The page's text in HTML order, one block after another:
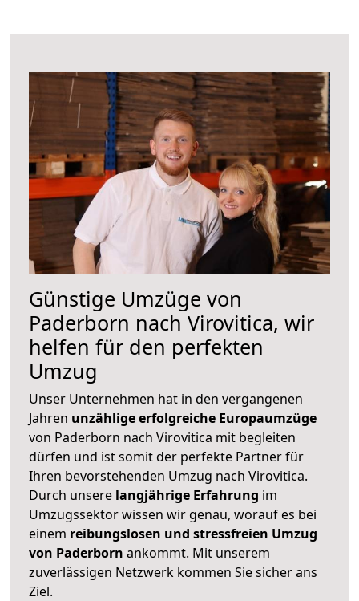
Günstige Umzüge von
Paderborn nach Virovitica, wir
helfen für den perfekten
Umzug
Unser Unternehmen hat in den vergangenen
Jahren unzählige erfolgreiche Europaumzüge
von Paderborn nach Virovitica mit begleiten
dürfen und ist somit der perfekte Partner für
Ihren bevorstehenden Umzug nach Virovitica.
Durch unsere langjährige Erfahrung im
Umzugssektor wissen wir genau, worauf es bei
einem reibungslosen und stressfreien Umzug
von Paderborn ankommt. Mit unserem
zuverlässigen Netzwerk kommen Sie sicher ans
Ziel.